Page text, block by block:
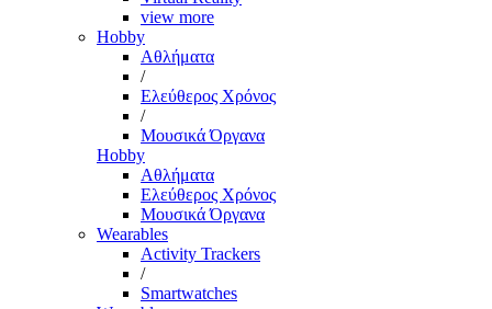
view more
Hobby
Αθλήματα
/
Ελεύθερος Χρόνος
/
Μουσικά Όργανα
Hobby
Αθλήματα
Ελεύθερος Χρόνος
Μουσικά Όργανα
Wearables
Activity Trackers
/
Smartwatches